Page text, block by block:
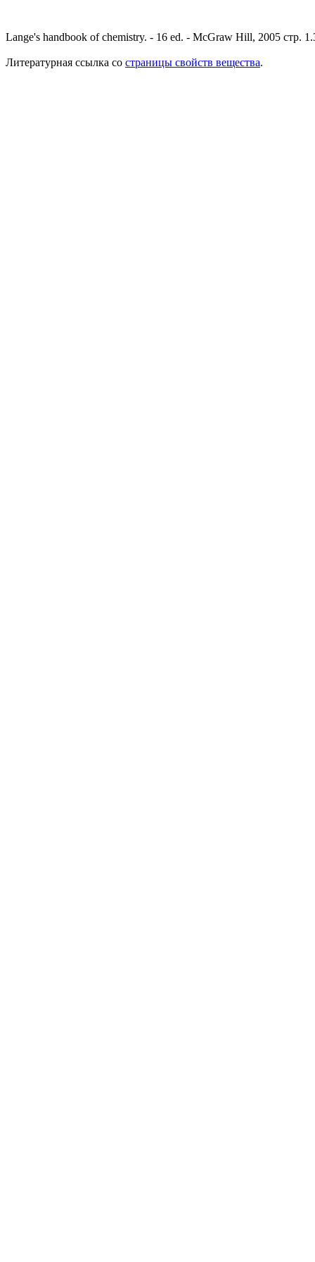
Lange's handbook of chemistry. - 16 ed. - McGraw Hill, 2005 стр.
Литературная ссылка со страницы свойств вещества.